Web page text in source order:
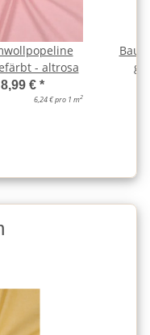
- altrosa
8,99 € *
6,24 € pro 1 m2